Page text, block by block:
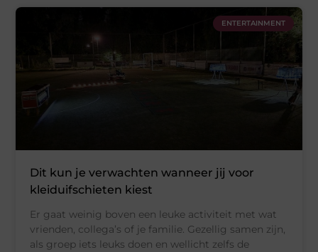
ENTERTAINMENT
Dit kun je verwachten wanneer jij voor
kleiduifschieten kiest
Er gaat weinig boven een leuke activiteit met wat
vrienden, collega’s of je familie. Gezellig samen zijn,
als groep iets leuks doen en wellicht zelfs de